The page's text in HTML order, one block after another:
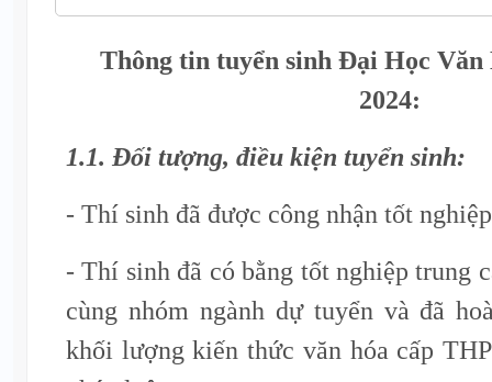
Thông tin tuyển sinh Đại Học Văn
2024:
1.1. Đối tượng, điều kiện tuyển sinh:
- Thí sinh đã được công nhận tốt
- Thí sinh đã có bằng tốt nghiệp trung
cùng nhóm ngành dự tuyển và đã
khối lượng kiến thức văn hóa cấp